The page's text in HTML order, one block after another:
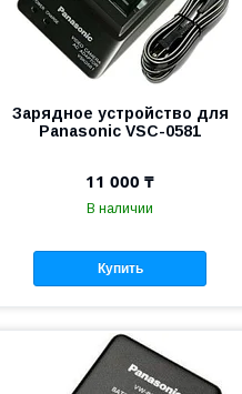
Зарядное устройство для
Panasonic VSC-0581
11 000 ₸
В наличии
Купить